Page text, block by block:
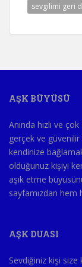
sevgilimi geri
AŞK BÜYÜSÜ
Anında hızlı ve
gerçek ve
kendinize
olduğunuz kişiyi
aşık etme
sayfamızdan hem
AŞK DUASI
Sevdiğiniz kişi